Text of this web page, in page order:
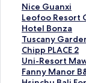
Nice Guanxi
N
i
c
e
G
u
a
Leofoo Resort
L
e
o
f
o
o
Hotel Bonza
H
o
t
e
l
Tuscany
T
u
s
c
Chipp PLACE 2
C
h
i
Uni-Resort
U
n
Fanny Manor
F